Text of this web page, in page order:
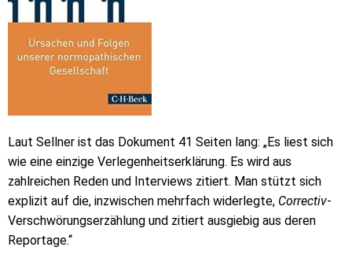
Laut Sellner ist das Dokument 41 Seiten lang: „Es liest sich
wie eine einzige Verlegenheitserklärung. Es wird aus
zahlreichen Reden und Interviews zitiert. Man stützt sich
explizit auf die, inzwischen mehrfach widerlegte, Correctiv-
Verschwörungserzählung und zitiert ausgiebig aus deren
Reportage.“